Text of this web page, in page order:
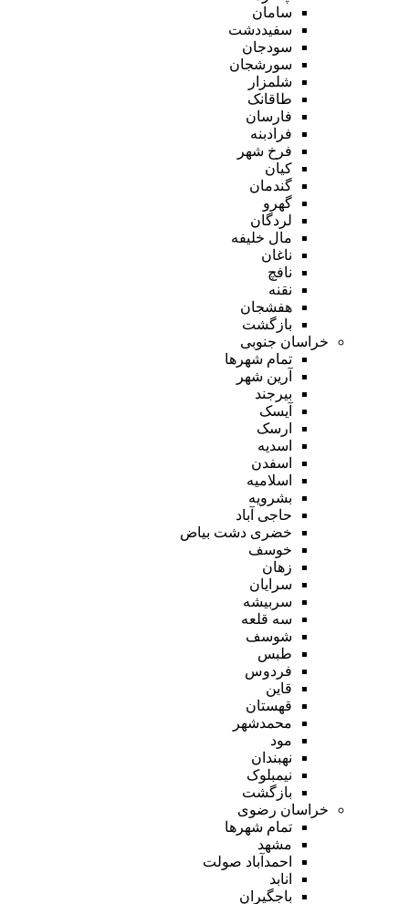
سامان
سفیددشت
سودجان
سورشجان
شلمزار
طاقانک
فارسان
فرادبنه
فرخ شهر
کیان
گندمان
گهرو
لردگان
مال خلیفه
ناغان
نافچ
نقنه
هفشجان
بازگشت
خراسان جنوبی
تمام شهر‌ها
آرین شهر
بیرجند
آیسک
ارسک
اسدیه
اسفدن
اسلامیه
بشرویه
حاجی آباد
خضری دشت بیاض
خوسف
زهان
سرایان
سربیشه
سه قلعه
شوسف
طبس
فردوس
قاین
قهستان
محمدشهر
مود
نهبندان
نیمبلوک
بازگشت
خراسان رضوی
تمام شهر‌ها
مشهد
احمدآباد صولت
انابد
باجگیران